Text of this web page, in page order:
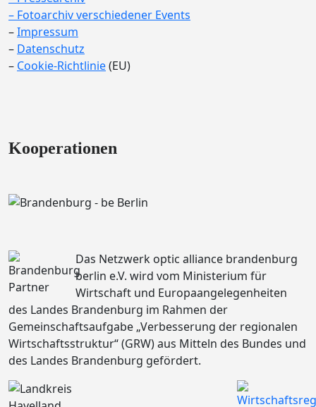
– Fotoarchiv verschiedener Events
–Impressum
– Datenschutz
– Cookie-Richtlinie(EU)
Kooperationen
Das Netzwerk optic alliance brandenburg
berlin e.V. wird vom Ministerium für
Wirtschaft und Europaangelegenheiten
des Landes Brandenburg im Rahmen der
Gemeinschaftsaufgabe „Verbesserung der regionalen
Wirtschaftsstruktur“ (GRW) aus Mitteln des Bundes und
des Landes Brandenburg gefördert.